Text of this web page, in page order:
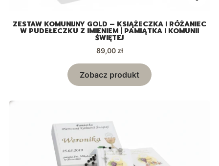
ZESTAW KOMUNIJNY GOLD – KSIĄŻECZKA I RÓŻANIEC
W PUDEŁECZKU Z IMIENIEM | PAMIĄTKA I KOMUNII
ŚWIĘTEJ
Cena
89,00 zł
Zobacz produkt